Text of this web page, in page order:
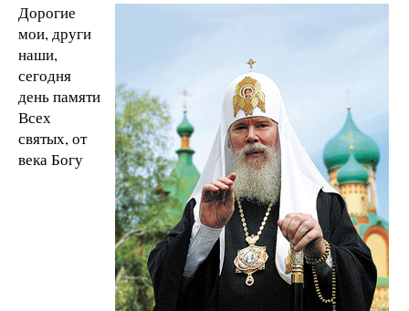
Дорогие
мои, други
наши,
сегодня
день памяти
Всех
святых, от
века Богу